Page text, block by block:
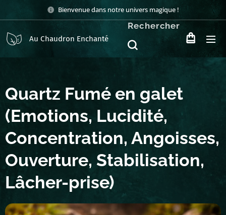
Bienvenue dans notre univers magique !
Au Chaudron Enchanté
Rechercher
Quartz Fumé en galet
(Emotions, Lucidité,
Concentration, Angoisses,
Ouverture, Stabilisation,
Lâcher-prise)